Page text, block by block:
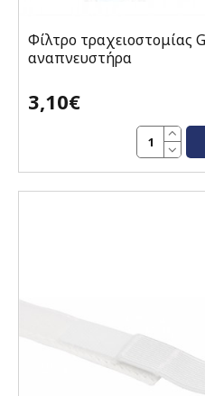
Φίλτρο τραχειοστομίας
αναπνευστήρα
3,10€